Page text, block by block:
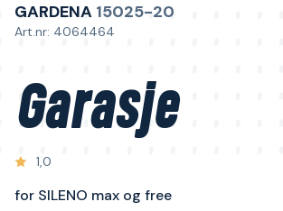
GARDENA 15025-20
Art.nr: 4064464
Garasje
1,0
for SILENO max og free